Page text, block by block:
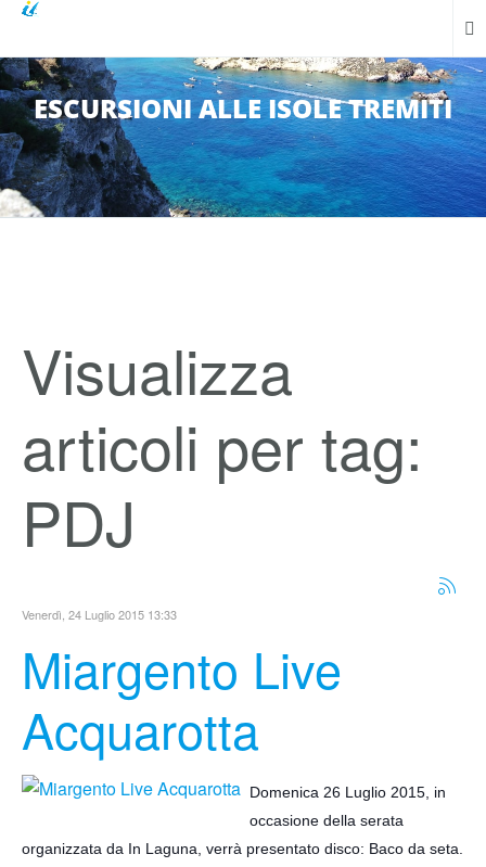
ESCURSIONI ALLE ISOLE TREMITI
Visualizza
articoli per tag:
PDJ
Venerdì, 24 Luglio 2015 13:33
Miargento Live
Acquarotta
Domenica 26 Luglio 2015, in
occasione della serata
organizzata da In Laguna, verrà presentato disco: Baco da seta.